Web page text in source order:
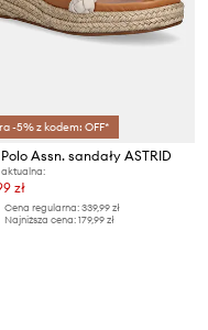
-5% z kodem: OFF*
Polo Assn. sandały ASTRID
zł
Cena regularna:339,99 zł
Najniższa cena:179,99 zł